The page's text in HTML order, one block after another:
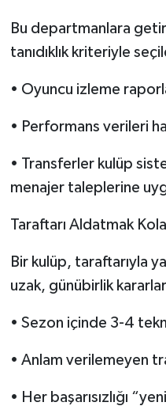
Bu departmanlara
tanıdıklık kriteriyle
• Oyuncu izleme
• Performans verileri
• Transferler kulüp
menajer taleplerine
Taraftarı Aldatmak
Bir kulüp, taraftarıyla
uzak, günübirlik
• Sezon içinde 3-4
• Anlam verilemeyen
• Her başarısızlığı